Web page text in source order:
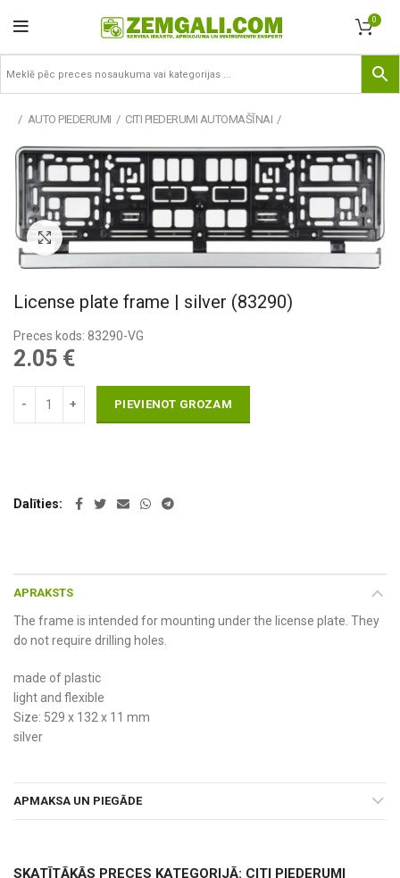
0
AUTO PIEDERUMI CITI PIEDERUMI AUTOMAŠĪNAI
Pietuvināt
License plate frame | silver (83290)
Preces kods: 83290-VG
2.05 €
PIEVIENOT GROZAM
Dalīties
APRAKSTS
The frame is intended for mounting under the license plate. They
do not require drilling holes.
made of plastic
light and flexible
Size: 529 x 132 x 11 mm
silver
APMAKSA UN PIEGĀDE
SKATĪTĀKĀS PRECES KATEGORIJĀ: CITI PIEDERUMI